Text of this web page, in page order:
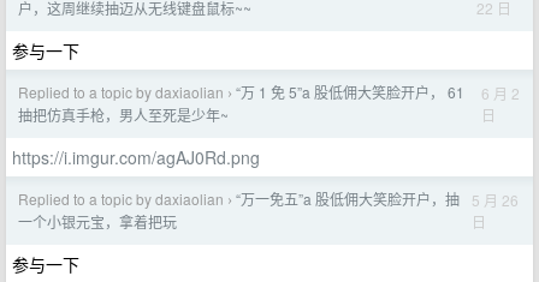
户，这周继续抽迈从无线键盘鼠标~~
22 日
参与一下
Replied to a topic by daxiaolian › “万 1 免 5”a 股低佣大笑脸开户， 61
抽把仿真手枪，男人至死是少年~
6 月 2
日
https://i.imgur.com/agAJ0Rd.png
Replied to a topic by daxiaolian › “万一免五”a 股低佣大笑脸开户，抽
一个小银元宝，拿着把玩
5 月 26
日
参与一下